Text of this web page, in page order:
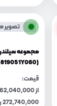
تصویر
مجموعه
(819051Y060)
قیمت:
272,740,000 ریال